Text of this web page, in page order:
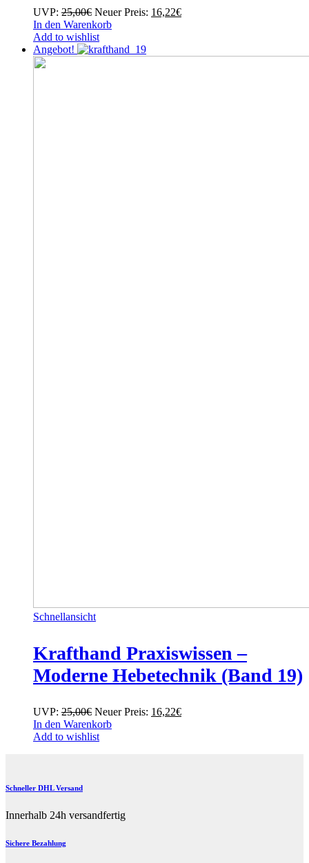
UVP: 25,00€ Ursprünglicher
Preis
war:
25,00€
Neuer Preis: 16,22€Aktueller
In den Warenkorb
Add to wishlist
Angebot!
Schnellansicht
Krafthand Praxiswissen –
Moderne Hebetechnik (Band 19)
UVP: 25,00€ Ursprünglicher
Preis
war:
Neuer Preis: 16,22€Aktueller
In den Warenkorb
Add to wishlist
Schneller DHL Versand
Innerhalb 24h versandfertig
Sichere Bezahlung